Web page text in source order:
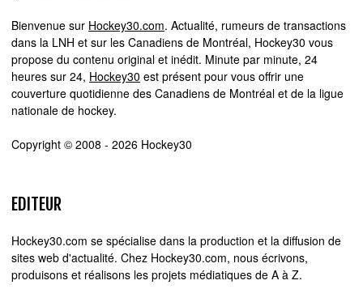
Bienvenue sur Hockey30.com. Actualité, rumeurs de transactions
dans la LNH et sur les Canadiens de Montréal, Hockey30 vous
propose du contenu original et inédit. Minute par minute, 24
heures sur 24, Hockey30 est présent pour vous offrir une
couverture quotidienne des Canadiens de Montréal et de la ligue
nationale de hockey.
Copyright © 2008 - 2026 Hockey30
EDITEUR
Hockey30.com se spécialise dans la production et la diffusion de
sites web d'actualité. Chez Hockey30.com, nous écrivons,
produisons et réalisons les projets médiatiques de A à Z.